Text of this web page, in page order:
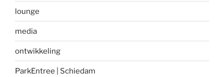
lounge
media
ontwikkeling
ParkEntree | Schiedam